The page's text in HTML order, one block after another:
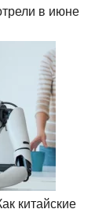
в июне
китайские